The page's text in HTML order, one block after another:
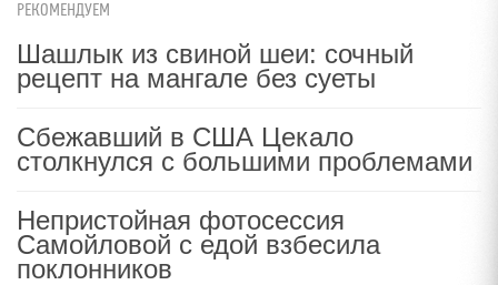
РЕКОМЕНДУЕМ
Шашлык из свиной шеи: сочный
рецепт на мангале без суеты
Сбежавший в США Цекало
столкнулся с большими проблемами
Непристойная фотосессия
Самойловой с едой взбесила
поклонников